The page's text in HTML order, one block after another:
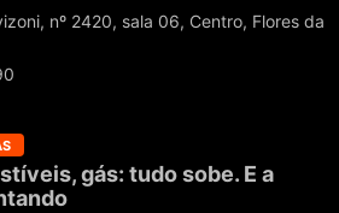
nº 2420, sala 06, Centro, Flores da
gás: tudo sobe. E a